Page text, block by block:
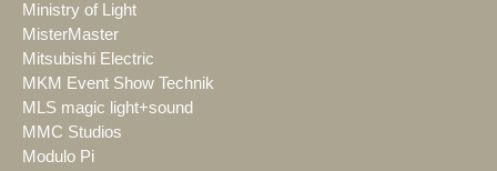
Ministry of Light
MisterMaster
Mitsubishi Electric
MKM Event Show Technik
MLS magic light+sound
MMC Studios
Modulo Pi